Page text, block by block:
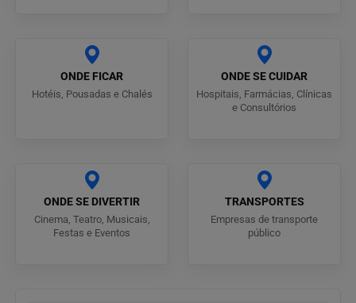
ONDE FICAR
Hotéis, Pousadas e Chalés
ONDE SE CUIDAR
Hospitais, Farmácias, Clínicas
e Consultórios
ONDE SE DIVERTIR
Cinema, Teatro, Musicais,
Festas e Eventos
TRANSPORTES
Empresas de transporte
público